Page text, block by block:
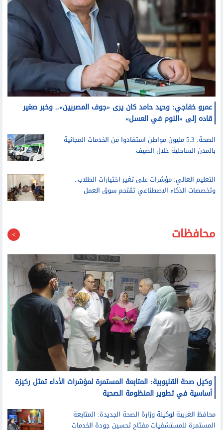
عمرو خفاجي: وحيد حامد كان يرى «جوف المصريين».. وخبر صغير
قاده إلى «النوم في العسل»
الصحة: 5.3 مليون مواطن استفادوا من الخدمات المجانية
بالمدن الساحلية خلال الصيف
التعليم العالي: مؤشرات على تغير اختيارات الطلاب..
وتخصصات الذكاء الاصطناعي تقتحم سوق العمل
محافظات
وكيل صحة القليوبية: المتابعة المستمرة لمؤشرات الأداء تمثل ركيزة
أساسية في تطوير المنظومة الصحية
محافظ الغربية لوكيلة وزارة الصحة الجديدة: المتابعة
المستمرة للمستشفيات مفتاح تحسين جودة الخدمات